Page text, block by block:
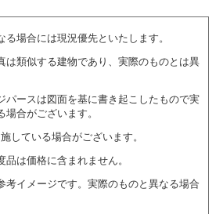
場合には現況優先といたします。
は類似する建物であり、実際のものとは異
パースは図面を基に書き起こしたもので実
合がございます。
している場合がございます。
は価格に含まれません。
考イメージです。実際のものと異なる場合